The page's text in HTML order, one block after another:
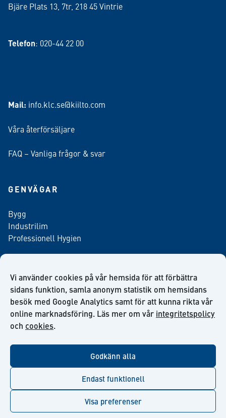
Vi använder cookies på vår hemsida för att förbättra
sidans funktion, samla anonym statistik om hemsidans
besök med Google Analytics samt för att kunna rikta vår
online marknadsföring. Läs mer om vår integritetspolicy
och cookies.
Godkänn alla
Endast funktionell
Visa preferenser
Bjäre Plats 13, 7tr, 218 45 Vintrie
Telefon: 020-44 22 00
Mail: info.klc.se@kiilto.com
Våra återförsäljare
FAQ – Vanliga frågor & svar
GENVÄGAR
Bygg
Industrilim
Professionell Hygien
Anmäl dig till vårt nyhetsbrev